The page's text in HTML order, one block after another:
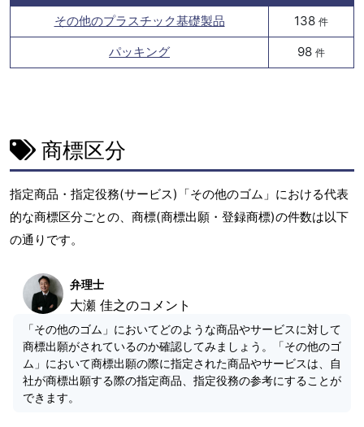
その他のプラスチック基礎製品 138 件
パッキング 98 件
商標区分
指定商品・指定役務(サービス)「その他のゴム」における代表
的な商標区分ごとの、商標(商標出願・登録商標)の件数は以下
の通りです。
弁理士
大瀬 佳之のコメント
「その他のゴム」においてどのような商品やサービスに対して
商標出願がされているのか確認してみましょう。「その他のゴ
ム」において商標出願の際に指定された商品やサービスは、自
社が商標出願する際の指定商品、指定役務の参考にすることが
できます。